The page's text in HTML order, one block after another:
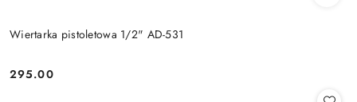
Wiertarka pistoletowa 1/2" AD-531
Cena:
295.00